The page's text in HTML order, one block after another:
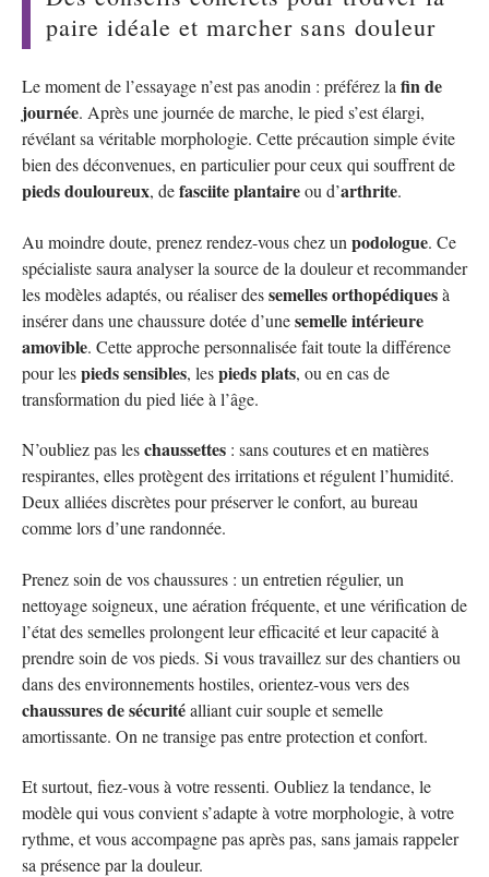
paire idéale et marcher sans douleur
Le moment de l’essayage n’est pas anodin : préférez la fin de
journée. Après une journée de marche, le pied s’est élargi,
révélant sa véritable morphologie. Cette précaution simple évite
bien des déconvenues, en particulier pour ceux qui souffrent de
pieds douloureux, defasciite plantaireou d’arthrite.
Au moindre doute, prenez rendez-vous chez un podologue. Ce
spécialiste saura analyser la source de la douleur et recommander
les modèles adaptés, ou réaliser dessemelles orthopédiquesà
insérer dans une chaussure dotée d’unesemelle intérieure
amovible. Cette approche personnalisée fait toute la différence
pour lespieds sensibles, lespieds plats, ou en cas de
transformation du pied liée à l’âge.
N’oubliez pas leschaussettes : sans coutures et en matières
respirantes, elles protègent des irritations et régulent l’humidité.
Deux alliées discrètes pour préserver le confort, au bureau
comme lors d’une randonnée.
Prenez soin de vos chaussures : un entretien régulier, un
nettoyage soigneux, une aération fréquente, et une vérification de
l’état des semelles prolongent leur efficacité et leur capacité à
prendre soin de vos pieds. Si vous travaillez sur des chantiers ou
dans des environnements hostiles, orientez-vous vers des
chaussures de sécuritéalliant cuir souple et semelle
amortissante. On ne transige pas entre protection et confort.
Et surtout, fiez-vous à votre ressenti. Oubliez la tendance, le
modèle qui vous convient s’adapte à votre morphologie, à votre
rythme, et vous accompagne pas après pas, sans jamais rappeler
sa présence par la douleur.